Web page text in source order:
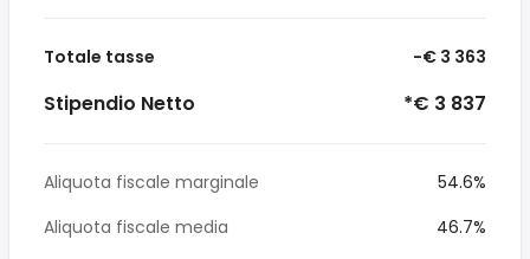
Totale tasse -€ 3 363
Stipendio Netto *€ 3 837
Aliquota fiscale marginale
54.6%
Aliquota fiscale media
46.7%